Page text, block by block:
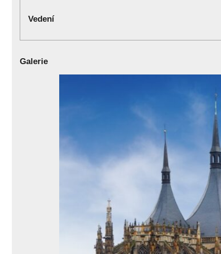
Vedení
Galerie